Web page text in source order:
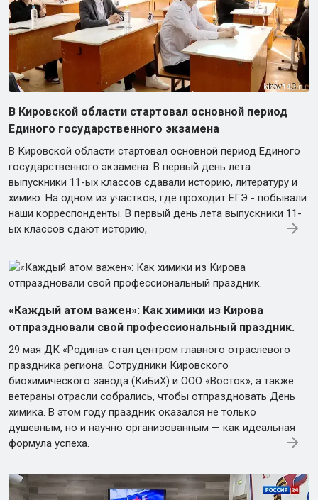
В Кировской области стартовал основной период
Единого государственного экзамена
В Кировской области стартовал основной период Единого
государственного экзамена. В первый день лета
выпускники 11-ых классов сдавали историю, литературу и
химию. На одном из участков, где проходит ЕГЭ - побывали
наши корреспонденты. В первый день лета выпускники 11-
ых классов сдают историю,
«Каждый атом важен»: Как химики из Кирова
отпраздновали свой профессиональный праздник.
29 мая ДК «Родина» стал центром главного отраслевого
праздника региона. Сотрудники Кировского
биохимического завода (КиБиХ) и ООО «Восток», а также
ветераны отрасли собрались, чтобы отпраздновать День
химика. В этом году праздник оказался не только
душевным, но и научно организованным — как идеальная
формула успеха.